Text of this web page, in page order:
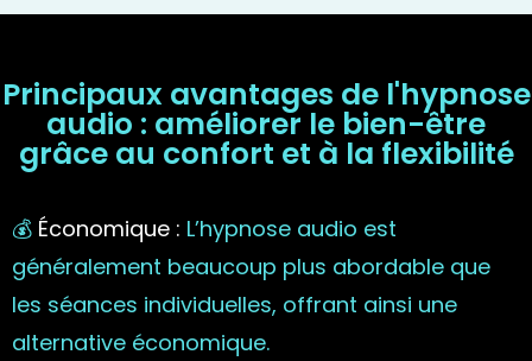
Principaux avantages de l'hypnose
audio : améliorer le bien-être
grâce au confort et à la flexibilité
💰 Économique : L’hypnose audio est
généralement beaucoup plus abordable que
les séances individuelles, offrant ainsi une
alternative économique.